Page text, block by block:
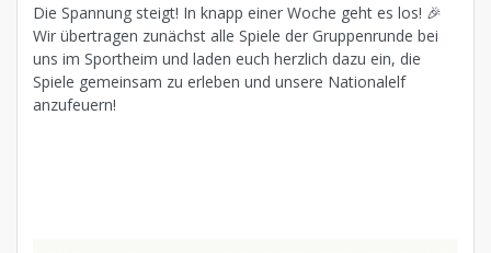
Die Spannung steigt! In knapp einer Woche geht es los! 🎉
Wir übertragen zunächst alle Spiele der Gruppenrunde bei
uns im Sportheim und laden euch herzlich dazu ein, die
Spiele gemeinsam zu erleben und unsere Nationalelf
anzufeuern!